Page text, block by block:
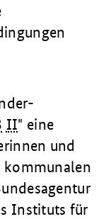
II" eine
und
kommunalen
Instituts für